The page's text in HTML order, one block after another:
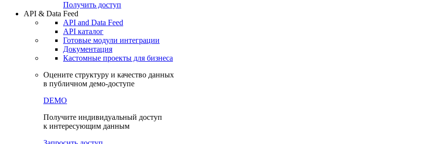
Получить доступ
API & Data Feed
API and Data Feed
API каталог
Готовые модули интеграции
Документация
Кастомные проекты для бизнеса
Оцените структуру и качество данных
в публичном демо-доступе
DEMO
Получите индивидуальный доступ
к интересующим данным